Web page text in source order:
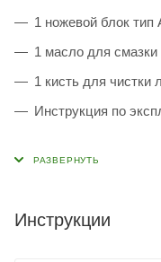
1 ножевой блок тип
1 масло для смазки
1 кисть для чистки
Инструкция по
Инструкции